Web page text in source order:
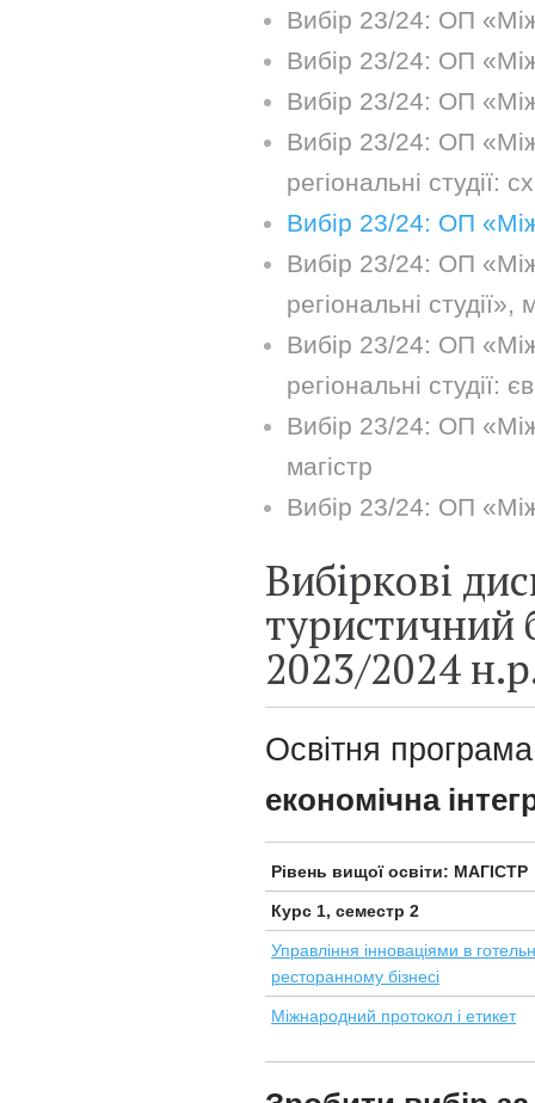
Вибір 23/24: ОП
Вибір 23/24: ОП
Вибір 23/24: ОП
Вибір 23/24: ОП
регіональні студії:
Вибір 23/24: ОП
Вибір 23/24: ОП
регіональні студії»,
Вибір 23/24: ОП
регіональні студії:
Вибір 23/24: ОП
магістр
Вибір 23/24: ОП
Вибіркові
туристичний
2023/2024
Освітня
економічна
Рівень вищої освіти: МАГІСТР
Курс 1, семестр 2
Управління інноваціями в
ресторанному бізнесі
Міжнародний протокол і етикет